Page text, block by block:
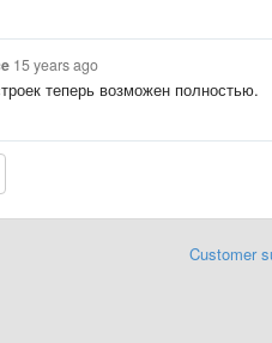
15 years ago
теперь возможен полностью.
Customer